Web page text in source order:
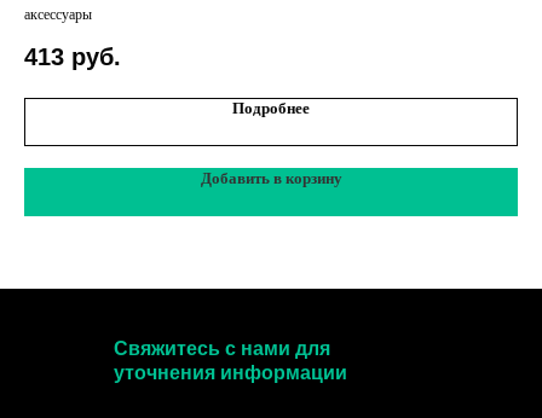
аксессуары
413 руб.
Подробнее
Добавить в корзину
Свяжитесь с нами для
уточнения информации